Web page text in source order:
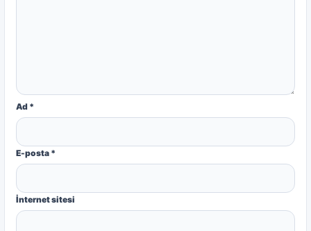
Ad *
E-posta *
İnternet sitesi